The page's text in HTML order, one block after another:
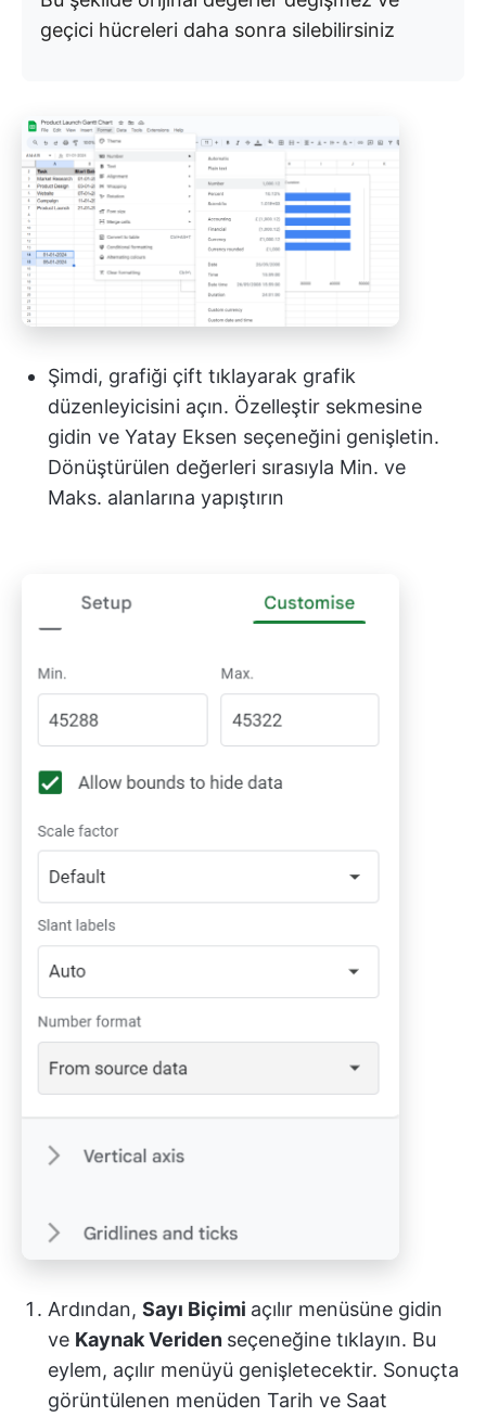
geçici hücreleri daha sonra silebilirsiniz
Şimdi, grafiği çift tıklayarak grafik
düzenleyicisini açın. Özelleştir sekmesine
gidin ve Yatay Eksen seçeneğini genişletin.
Dönüştürülen değerleri sırasıyla Min. ve
Maks. alanlarına yapıştırın
Ardından, Sayı Biçimi açılır menüsüne gidin
ve Kaynak Veriden seçeneğine tıklayın. Bu
eylem, açılır menüyü genişletecektir. Sonuçta
görüntülenen menüden Tarih ve Saat